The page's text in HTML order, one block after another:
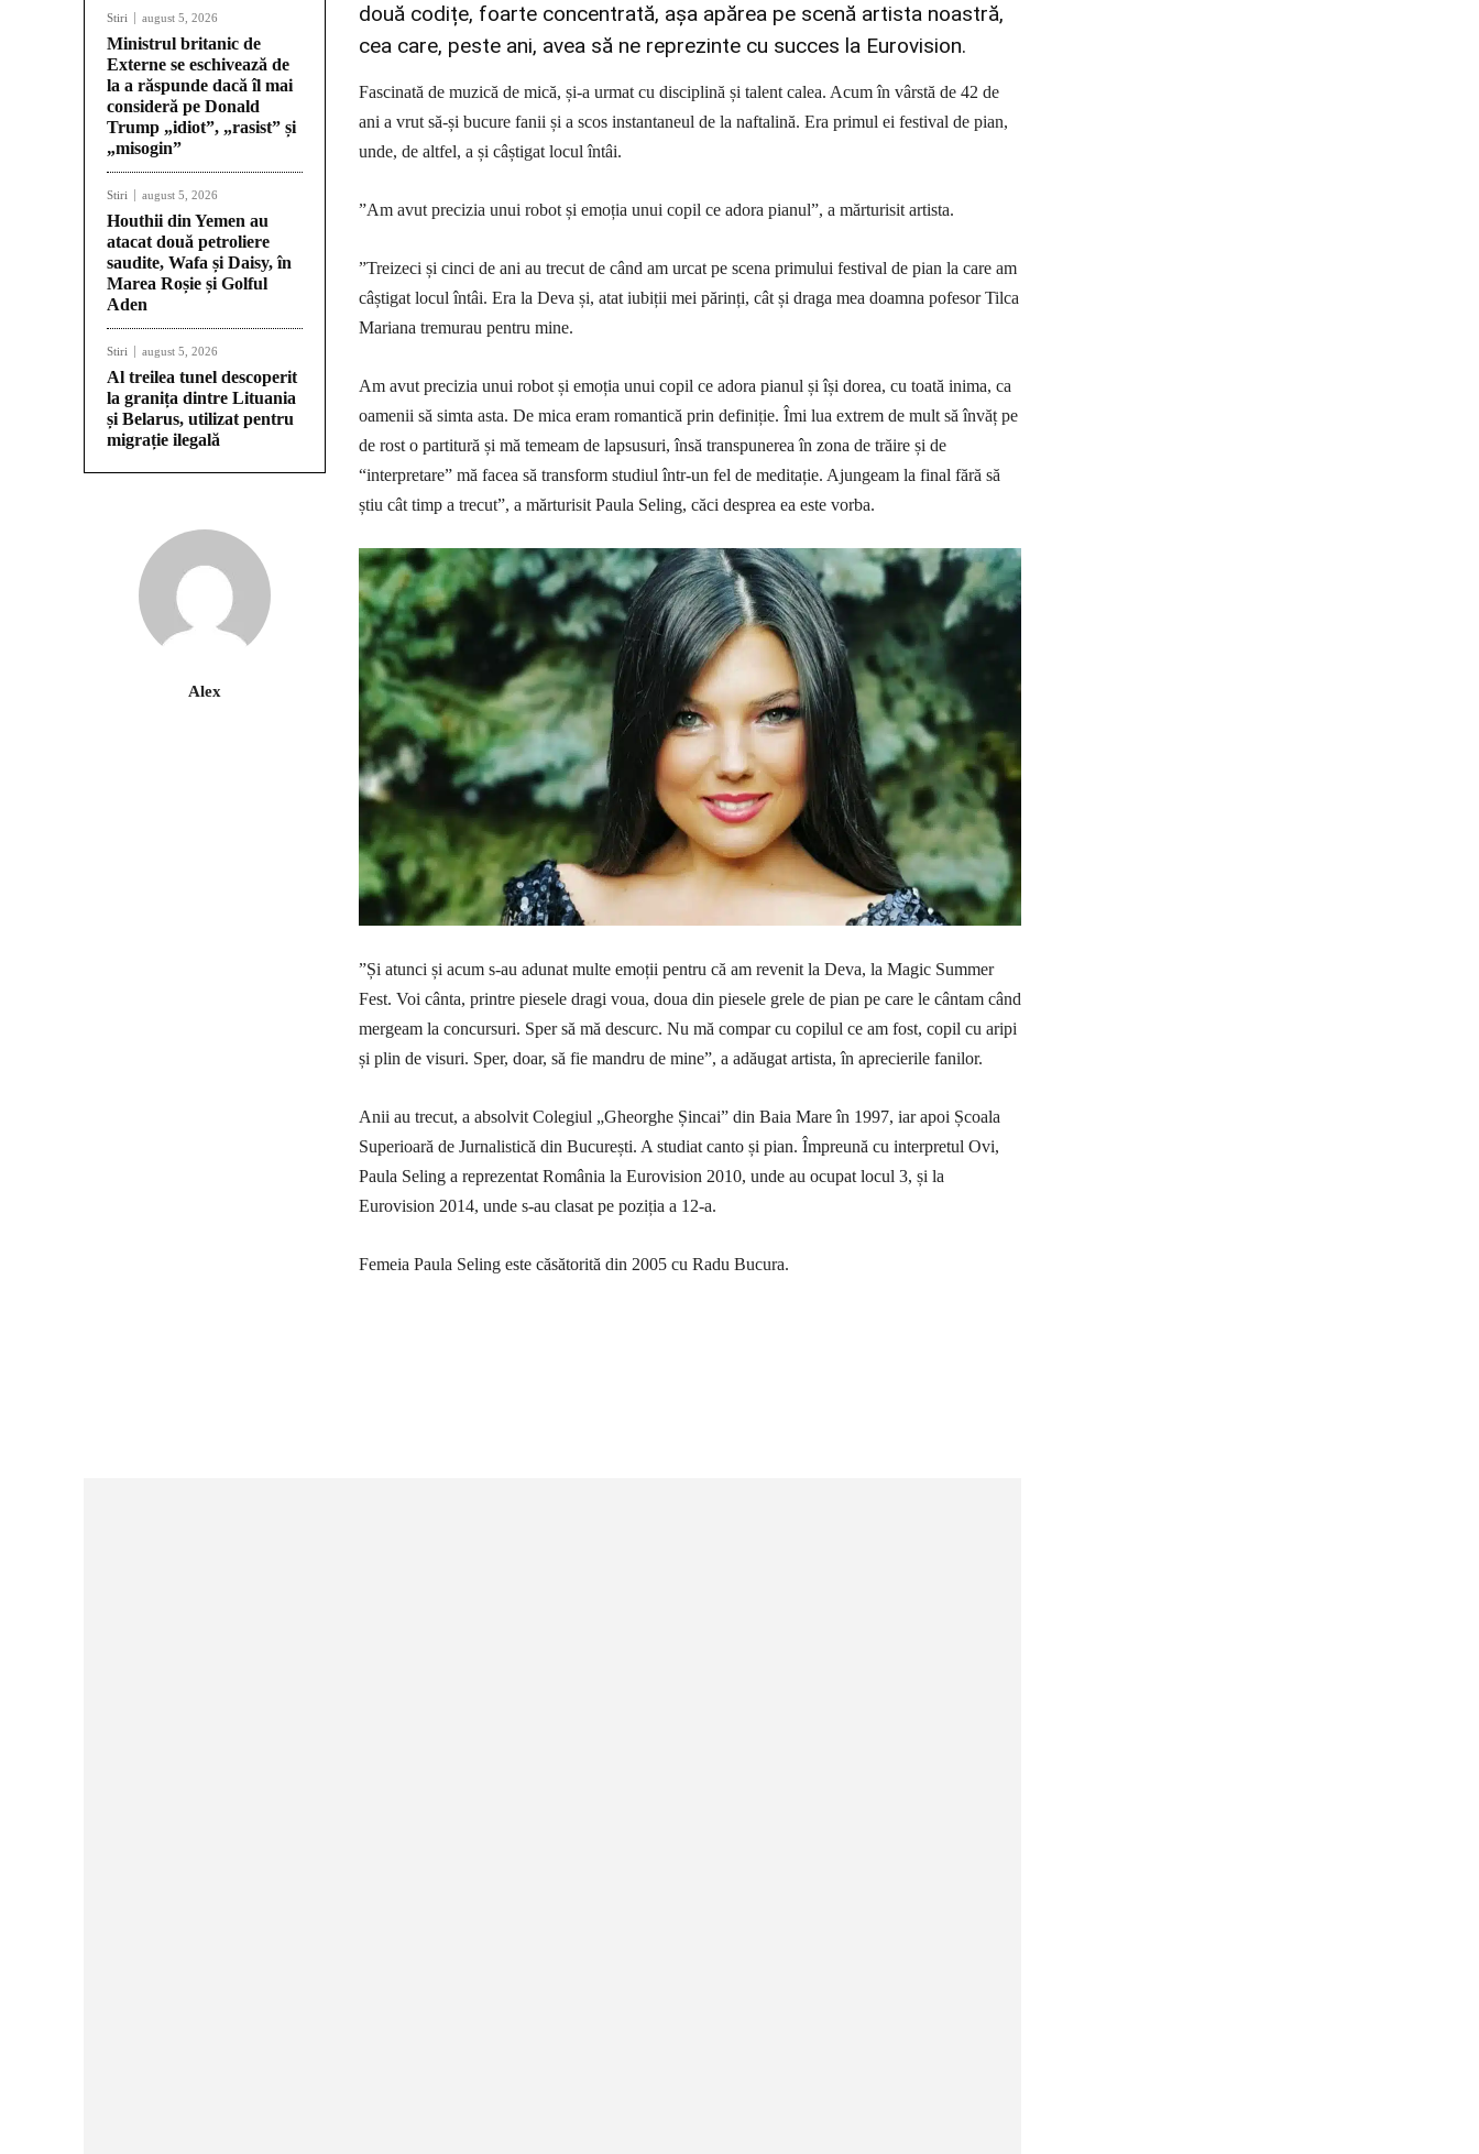
Stiri august 5, 2026
Ministrul britanic de
Externe se eschivează de
la a răspunde dacă îl mai
consideră pe Donald
Trump „idiot”, „rasist” și
„misogin”
Stiri august 5, 2026
Houthii din Yemen au
atacat două petroliere
saudite, Wafa și Daisy, în
Marea Roșie și Golful
Aden
Stiri august 5, 2026
Al treilea tunel descoperit
la granița dintre Lituania
și Belarus, utilizat pentru
migrație ilegală
Alex
două codițe, foarte concentrată, așa apărea pe scenă artista noastră,
cea care, peste ani, avea să ne reprezinte cu succes la Eurovision.
Fascinată de muzică de mică, și-a urmat cu disciplină și talent calea. Acum în vârstă de 42 de
ani a vrut să-și bucure fanii și a scos instantaneul de la naftalină. Era primul ei festival de pian,
unde, de altfel, a și câștigat locul întâi.
”Am avut precizia unui robot și emoția unui copil ce adora pianul”, a mărturisit artista.
”Treizeci și cinci de ani au trecut de când am urcat pe scena primului festival de pian la care am
câștigat locul întâi. Era la Deva și, atat iubiții mei părinți, cât și draga mea doamna pofesor Tilca
Mariana tremurau pentru mine.
Am avut precizia unui robot și emoția unui copil ce adora pianul și își dorea, cu toată inima, ca
oamenii să simta asta. De mica eram romantică prin definiție. Îmi lua extrem de mult să învăț pe
de rost o partitură și mă temeam de lapsusuri, însă transpunerea în zona de trăire și de
“interpretare” mă facea să transform studiul într-un fel de meditație. Ajungeam la final fără să
știu cât timp a trecut”, a mărturisit Paula Seling, căci desprea ea este vorba.
”Și atunci și acum s-au adunat multe emoții pentru că am revenit la Deva, la Magic Summer
Fest. Voi cânta, printre piesele dragi voua, doua din piesele grele de pian pe care le cântam când
mergeam la concursuri. Sper să mă descurc. Nu mă compar cu copilul ce am fost, copil cu aripi
și plin de visuri. Sper, doar, să fie mandru de mine”, a adăugat artista, în aprecierile fanilor.
Anii au trecut, a absolvit Colegiul „Gheorghe Șincai” din Baia Mare în 1997, iar apoi Școala
Superioară de Jurnalistică din București. A studiat canto și pian. Împreună cu interpretul Ovi,
Paula Seling a reprezentat România la Eurovision 2010, unde au ocupat locul 3, și la
Eurovision 2014, unde s-au clasat pe poziția a 12-a.
Femeia Paula Seling este căsătorită din 2005 cu Radu Bucura.